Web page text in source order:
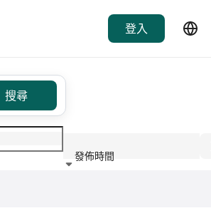
登入
搜尋
發佈時間